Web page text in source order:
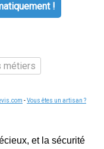
!
métiers
-Vous êtes un artisan ?
et la sécurité